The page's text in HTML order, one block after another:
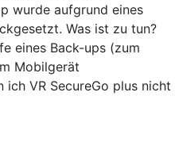
wurde aufgrund eines
Was ist zu tun?
eines Back-ups (zum
Mobilgerät
ich VR SecureGo plus nicht